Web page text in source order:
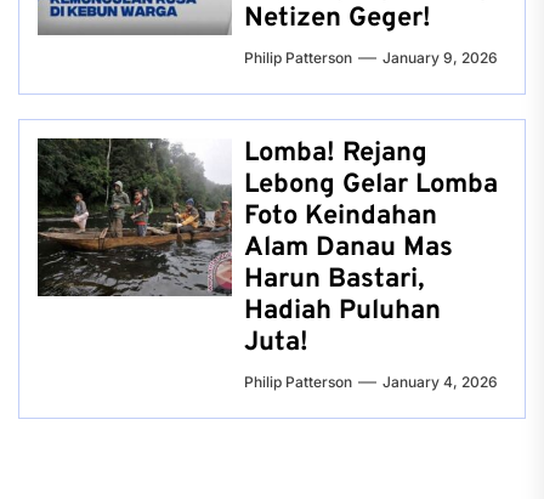
Netizen Geger!
Philip Patterson January 9, 2026
Lomba! Rejang
Lebong Gelar Lomba
Foto Keindahan
Alam Danau Mas
Harun Bastari,
Hadiah Puluhan
Juta!
Philip Patterson January 4, 2026